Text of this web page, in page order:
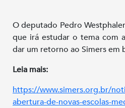
O deputado Pedro
que irá estudar o tema com
dar um retorno ao Simers em
Leia mais:
https://www.simers.org.br/
abertura-de-novas-escolas-